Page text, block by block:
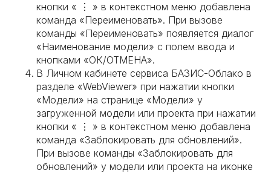
кнопки « ⋮ » в контекстном меню добавлена
команда «Переименовать». При вызове
команды «Переименовать» появляется диалог
«Наименование модели» с полем ввода и
кнопками «ОК/ОТМЕНА».
В Личном кабинете сервиса БАЗИС-Облако в
разделе «WebViewer» при нажатии кнопки
«Модели» на странице «Модели» у
загруженной модели или проекта при нажатии
кнопки « ⋮ » в контекстном меню добавлена
команда «Заблокировать для обновлений».
При вызове команды «Заблокировать для
обновлений» у модели или проекта на иконке